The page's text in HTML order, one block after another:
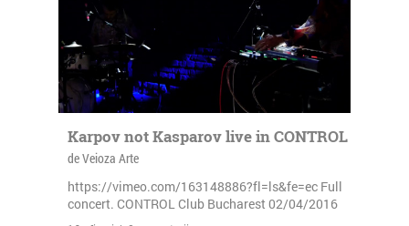
Karpov not Kasparov live in CONTROL
de Veioza Arte
https://vimeo.com/163148886?fl=ls&fe=ec Full
concert. CONTROL Club Bucharest 02/04/2016